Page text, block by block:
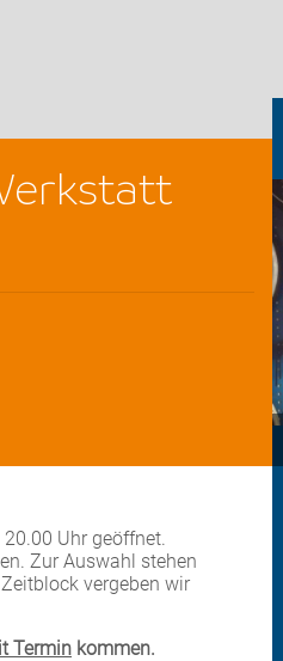
Uhr geöffnet.
Zur Auswahl stehen
vergeben wir
Termin kommen.